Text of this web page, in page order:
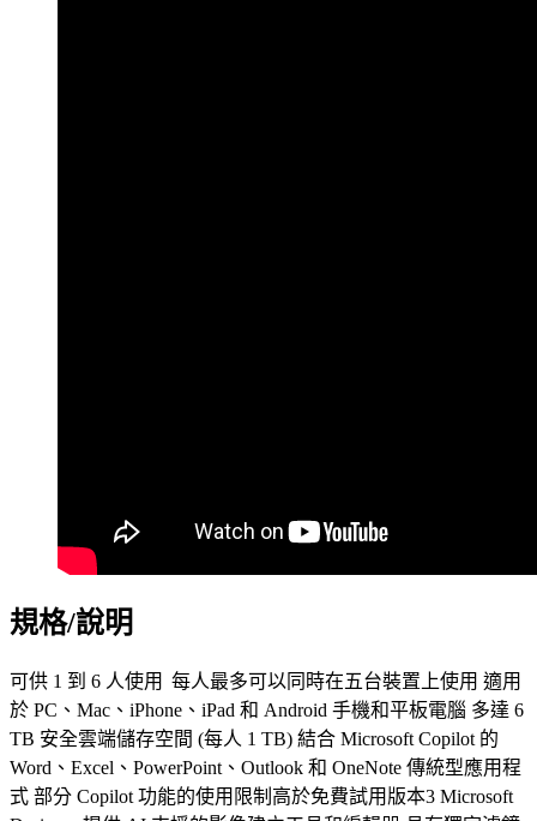
規格/說明
可供 1 到 6 人使用 每人最多可以同時在五台裝置上使用 適用
於 PC、Mac、iPhone、iPad 和 Android 手機和平板電腦 多達 6
TB 安全雲端儲存空間 (每人 1 TB) 結合 Microsoft Copilot 的
Word、Excel、PowerPoint、Outlook 和 OneNote 傳統型應用程
式 部分 Copilot 功能的使用限制高於免費試用版本3 Microsoft